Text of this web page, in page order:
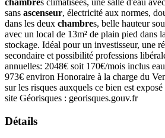
chambres climatisées, une salle d'eau
sans ascenseur, électricité aux normes,
dans les deux chambres, belle hauteur
avec un local de 13m² de plain pied dans
stockage. Idéal pour un investisseur, une
secondaire et possibilité professions
annuelles: 2048€ soit 170€/mois inclus
973€ environ Honoraire à la charge du
sur les risques auxquels ce bien est
site Géorisques : georisques.gouv.fr
Détails